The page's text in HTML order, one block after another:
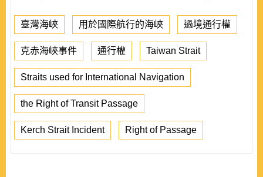
臺灣海峽 用於國際航行的海峽 過境通行權
克赤海峽事件 通行權 Taiwan Strait
Straits used for International Navigation
the Right of Transit Passage
Kerch Strait Incident Right of Passage